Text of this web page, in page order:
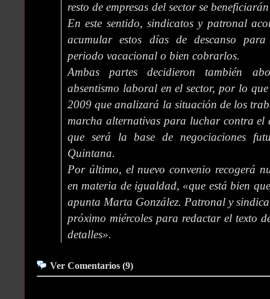
resto de empresas del sector se
En este sentido, sindicatos y patronal
acumular estos días de descanso
periodo vacacional o bien cobrarlos.
Ambas partes decidieron también
absentismo laboral en el sector, por lo
2009 que analizará la situación de los
marcha alternativas para luchar contra el
que será la base de negociaciones
Quintana.
Por último, el nuevo convenio recogerá
en materia de igualdad, «que está bien
apunta Marta González. Patronal y
próximo miércoles para redactar el texto
detalles».
Ver Comentarios (9)